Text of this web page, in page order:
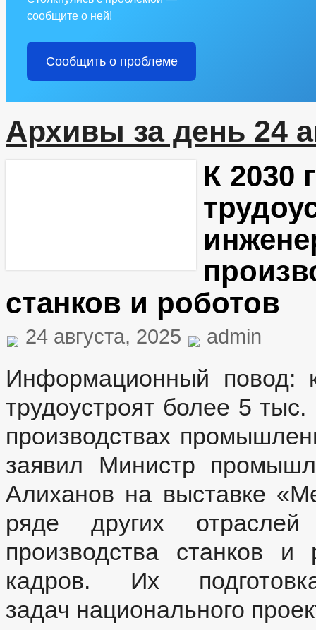
сообщите о ней!
Сообщить о проблеме
Архивы за день 24
К 2030
станков и роботов
24 августа, 2025 admin
Информационный повод:
трудоустроят более 5
производствах
заявил Министр
Алиханов на выставке
ряде других
производства станков
кадров. Их
задач национального